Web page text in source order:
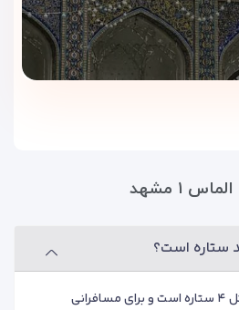
۱ مشهد
هتل الماس ۱ مشهد یک هتل ۴ ستاره است و برای مسافرانی